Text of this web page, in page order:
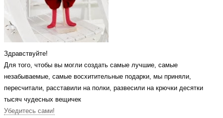
Здравствуйте!
Для того, чтобы вы могли создать самые лучшие, самые
незабываемые, самые восхитительные подарки, мы приняли,
пересчитали, расставили на полки, развесили на крючки десятки
тысяч чудесных вещичек
Убедитесь сами!